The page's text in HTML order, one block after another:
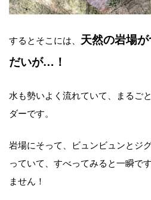
するとそこには、 天然の岩場
だいが…！
水も勢いよく流れていて、まるご
ダーです。
岩場にそって、ビュンビュンとジ
っていて、すべってみると一瞬で
ません！